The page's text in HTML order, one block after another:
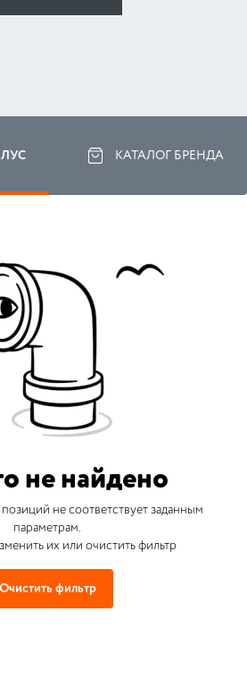
КАТАЛОГ БРЕНДА
не найдено
не соответствует заданным
параметрам.
их или очистить фильтр
Очистить фильтр